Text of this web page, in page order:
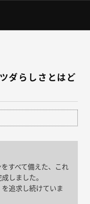
ダらしさとはど
すべて備えた、これ
しました。
追求し続けていま